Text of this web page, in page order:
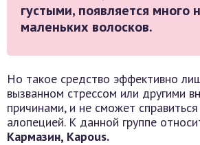
густыми, появляется много
маленьких волосков.
Но такое средство эффективно
вызванном стрессом или другими
причинами, и не сможет
алопецией. К данной группе
Кармазин, Kapous.